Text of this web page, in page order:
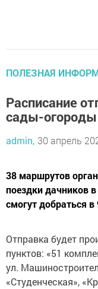
ПОЛЕЗНАЯ
Расписание
сады-
admin, 30 апрель
38 маршрутов
поездки дачников
смогут добраться
Отправка будет
пунктов: «51
ул.
«Студенческая»,